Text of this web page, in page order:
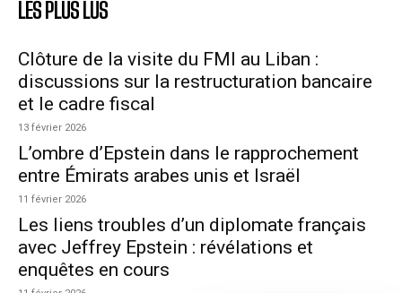
LES PLUS LUS
Clôture de la visite du FMI au Liban :
discussions sur la restructuration bancaire
et le cadre fiscal
13 février 2026
L’ombre d’Epstein dans le rapprochement
entre Émirats arabes unis et Israël
11 février 2026
Les liens troubles d’un diplomate français
avec Jeffrey Epstein : révélations et
enquêtes en cours